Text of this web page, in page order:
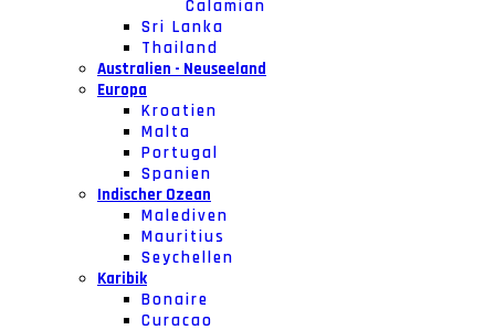
Calamian
Sri Lanka
Thailand
Australien - Neuseeland
Europa
Kroatien
Malta
Portugal
Spanien
Indischer Ozean
Malediven
Mauritius
Seychellen
Karibik
Bonaire
Curacao